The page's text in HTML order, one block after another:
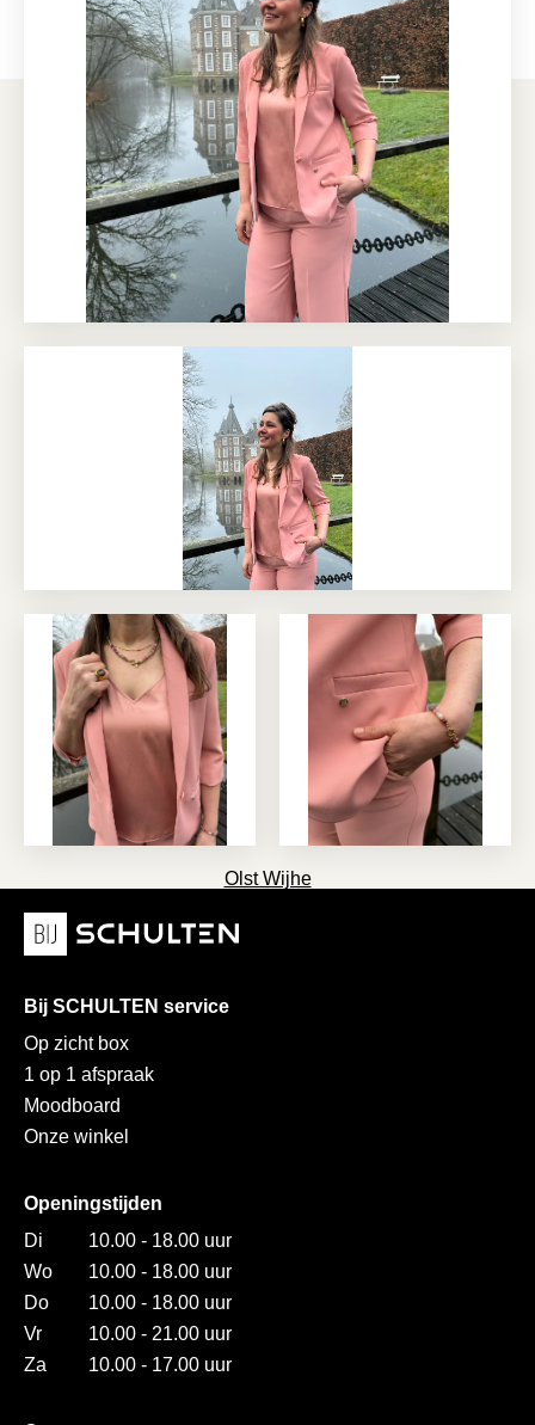
Olst Wijhe
Bij SCHULTEN service
Op zicht box
1 op 1 afspraak
Moodboard
Onze winkel
Openingstijden
Di
10.00 - 18.00 uur
Wo
10.00 - 18.00 uur
Do
10.00 - 18.00 uur
Vr
10.00 - 21.00 uur
Za
10.00 - 17.00 uur